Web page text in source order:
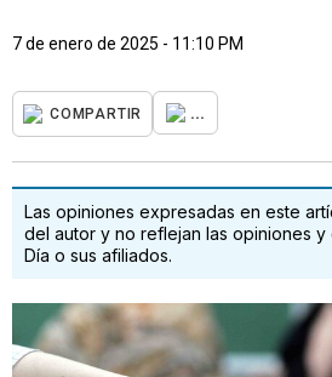
7 de enero de 2025 - 11:10 PM
COMPARTIR ...
Las opiniones expresadas en este
del autor y no reflejan las opiniones y
Día o sus afiliados.